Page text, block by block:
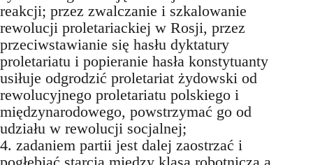
reakcji; przez zwalczanie i szkalowanie
rewolucji proletariackiej w Rosji, przez
przeciwstawianie się hasłu dyktatury
proletariatu i popieranie hasła konstytuanty
usiłuje odgrodzić proletariat żydowski od
rewolucyjnego proletariatu polskiego i
międzynarodowego, powstrzymać go od
udziału w rewolucji socjalnej;
4. zadaniem partii jest dalej zaostrzać i